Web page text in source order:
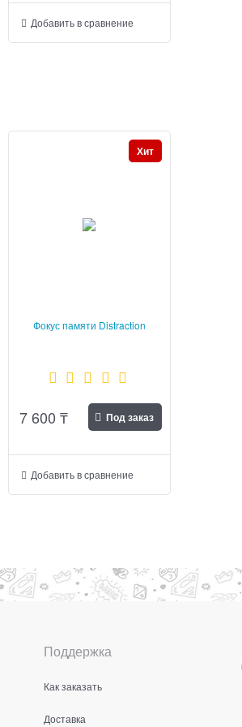
Добавить в сравнение
Фокус памяти Distraction
Хит
7 600 ₸ Под заказ
Добавить в сравнение
Поддержка
Как заказать
Доставка